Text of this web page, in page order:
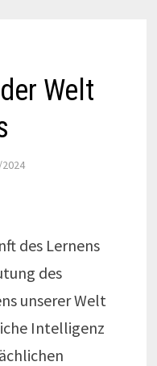
Welt
des Lernens
des
unserer Welt
Intelligenz